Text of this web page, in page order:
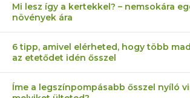
Mi lesz így a kertekkel? – nemsokára
növények ára
6 tipp, amivel elérheted, hogy több
az etetődet idén ősszel
Íme a legszínpompásabb ősszel nyíló